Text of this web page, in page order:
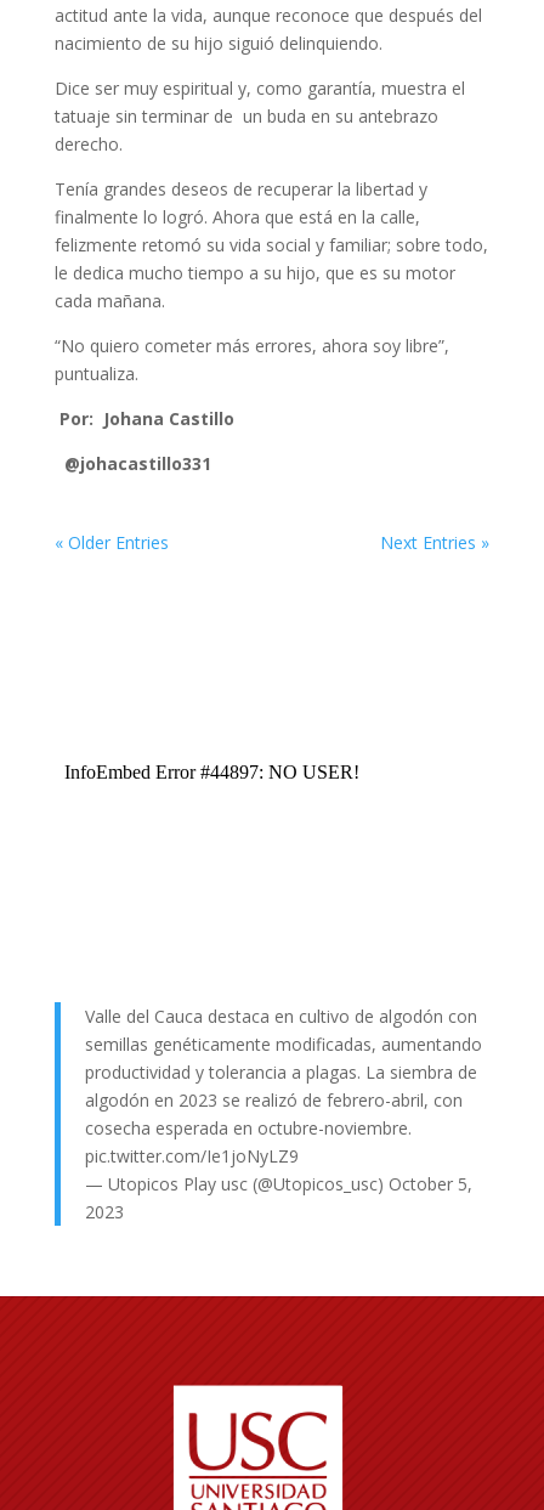
actitud ante la vida, aunque reconoce que después del
nacimiento de su hijo siguió delinquiendo.
Dice ser muy espiritual y, como garantía, muestra el
tatuaje sin terminar de un buda en su antebrazo
derecho.
Tenía grandes deseos de recuperar la libertad y
finalmente lo logró. Ahora que está en la calle,
felizmente retomó su vida social y familiar; sobre todo,
le dedica mucho tiempo a su hijo, que es su motor
cada mañana.
“No quiero cometer más errores, ahora soy libre”,
puntualiza.
Por: Johana Castillo
@johacastillo331
« Older Entries Next Entries »
Valle del Cauca destaca en cultivo de algodón con
semillas genéticamente modificadas, aumentando
productividad y tolerancia a plagas. La siembra de
algodón en 2023 se realizó de febrero-abril, con
cosecha esperada en octubre-noviembre.
pic.twitter.com/Ie1joNyLZ9
— Utopicos Play usc (@Utopicos_usc) October 5,
2023